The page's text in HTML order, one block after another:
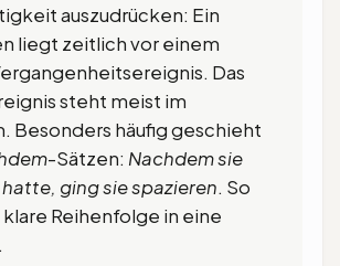
auszudrücken: Ein
liegt zeitlich vor einem
Das
steht meist im
Besonders häufig geschieht
-Sätzen: Nachdem sie
ging sie spazieren. So
Reihenfolge in eine